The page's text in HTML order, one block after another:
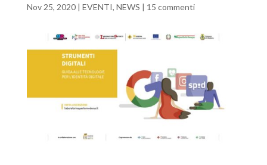
Nov 25, 2020| EVENTI, NEWS | 15 commenti